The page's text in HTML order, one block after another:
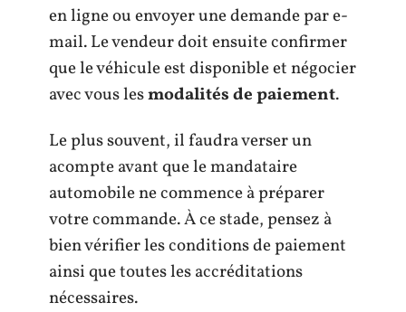
en ligne ou envoyer une demande par e-
mail. Le vendeur doit ensuite confirmer
que le véhicule est disponible et négocier
avec vous lesmodalités de paiement.
Le plus souvent, il faudra verser un
acompte avant que le mandataire
automobile ne commence à préparer
votre commande. À ce stade, pensez à
bien vérifier les conditions de paiement
ainsi que toutes les accréditations
nécessaires.